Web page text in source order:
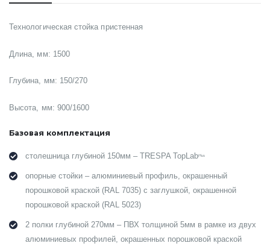
Технологическая стойка пристенная
Длина, мм: 1500
Глубина, мм: 150/270
Высота, мм: 900/1600
Базовая комплектация
столешница глубиной 150мм – TRESPA TopLabPlus
опорные стойки – алюминиевый профиль, окрашенный
порошковой краской (RAL 7035) с заглушкой, окрашенной
порошковой краской (RAL 5023)
2 полки глубиной 270мм – ПВХ толщиной 5мм в рамке из двух
алюминиевых профилей, окрашенных порошковой краской